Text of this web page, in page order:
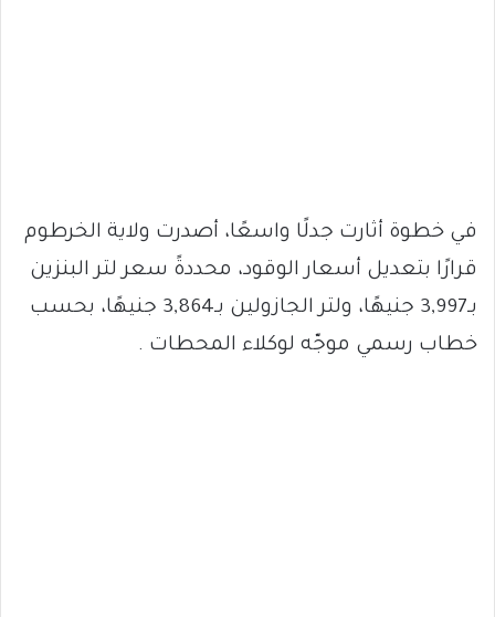
في خطوة أثارت جدلًا واسعًا، أصدرت ولاية الخرطوم
قرارًا بتعديل أسعار الوقود، محددةً سعر لتر البنزين
بـ3,997 جنيهًا، ولتر الجازولين بـ3,864 جنيهًا، بحسب
خطاب رسمي موجّه لوكلاء المحطات .